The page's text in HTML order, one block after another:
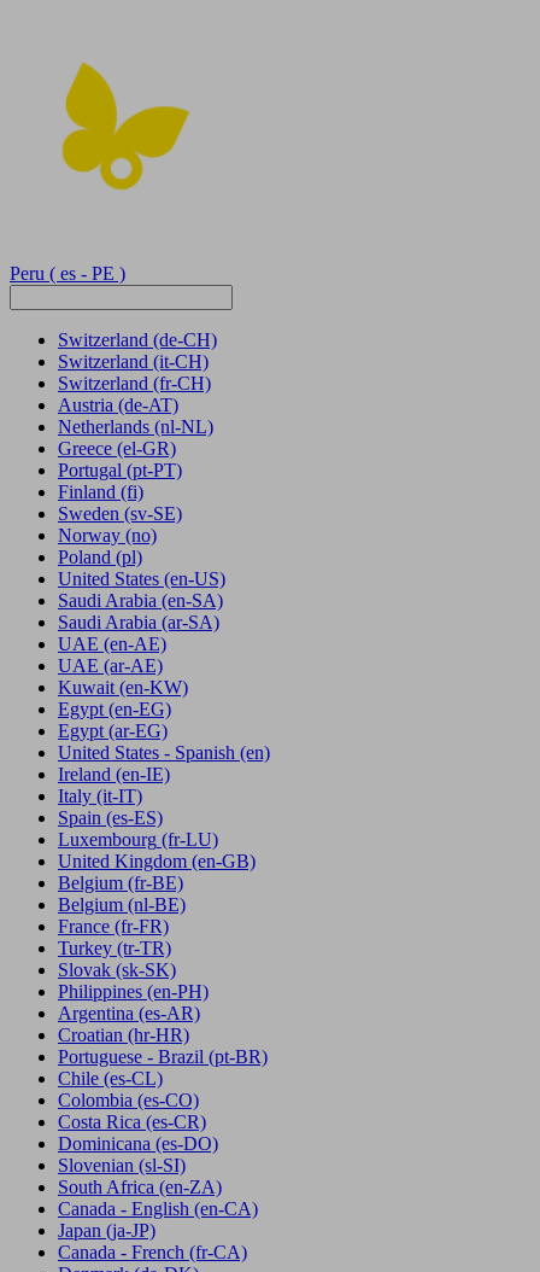
Peru ( es - PE )
Switzerland (de-CH)
Switzerland (it-CH)
Switzerland (fr-CH)
Austria (de-AT)
Netherlands (nl-NL)
Greece (el-GR)
Portugal (pt-PT)
Finland (fi)
Sweden (sv-SE)
Norway (no)
Poland (pl)
United States (en-US)
Saudi Arabia (en-SA)
Saudi Arabia (ar-SA)
UAE (en-AE)
UAE (ar-AE)
Kuwait (en-KW)
Egypt (en-EG)
Egypt (ar-EG)
United States - Spanish (en)
Ireland (en-IE)
Italy (it-IT)
Spain (es-ES)
Luxembourg (fr-LU)
United Kingdom (en-GB)
Belgium (fr-BE)
Belgium (nl-BE)
France (fr-FR)
Turkey (tr-TR)
Slovak (sk-SK)
Philippines (en-PH)
Argentina (es-AR)
Croatian (hr-HR)
Portuguese - Brazil (pt-BR)
Chile (es-CL)
Colombia (es-CO)
Costa Rica (es-CR)
Dominicana (es-DO)
Slovenian (sl-SI)
South Africa (en-ZA)
Canada - English (en-CA)
Japan (ja-JP)
Canada - French (fr-CA)